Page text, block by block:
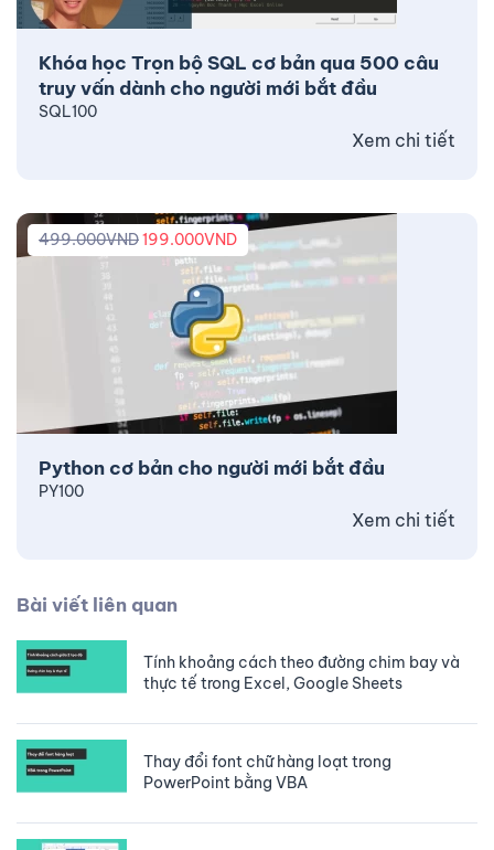
Khóa học Trọn bộ SQL cơ bản qua 500 câu
truy vấn dành cho người mới bắt đầu
SQL100
Xem chi tiết
Python cơ bản cho người mới bắt đầu
499.000VND199.000VND
PY100
Xem chi tiết
Bài viết liên quan
Tính khoảng cách theo đường chim bay và
thực tế trong Excel, Google Sheets
Thay đổi font chữ hàng loạt trong
PowerPoint bằng VBA